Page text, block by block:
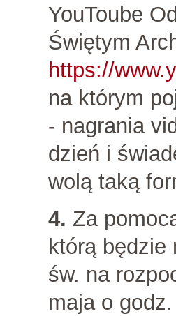
YouToube
Świętym
https://
na którym
- nagrania
dzień i
wolą taką
4. Za
którą będzie
św. na
maja o